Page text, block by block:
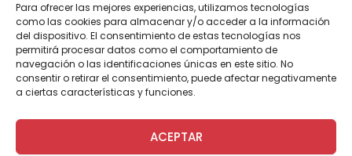
Para ofrecer las mejores experiencias, utilizamos tecnologías
como las cookies para almacenar y/o acceder a la información
del dispositivo. El consentimiento de estas tecnologías nos
permitirá procesar datos como el comportamiento de
navegación o las identificaciones únicas en este sitio. No
consentir o retirar el consentimiento, puede afectar negativamente
a ciertas características y funciones.
ACEPTAR
Actualidad Voluntariado
23 de julio | 2026
Programa Abre: Voluntariado